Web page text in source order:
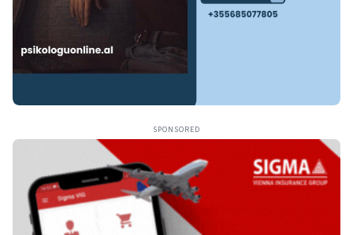
SPONSORED